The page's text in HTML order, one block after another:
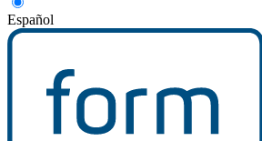
Español